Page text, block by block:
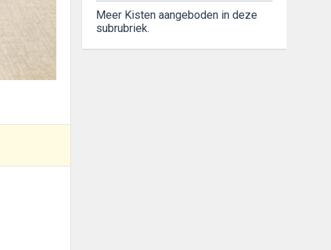
Meer Kisten aangeboden in deze
subrubriek.